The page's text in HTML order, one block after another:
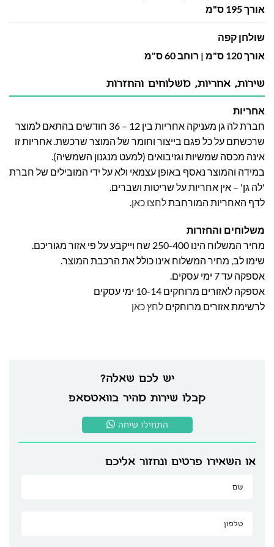
אורך 195 ס"מ
שולחן קפה
אורך 120 ס"מ | רוחב 60 ס"מ
יש לכם שאלה?
קבלו שירות מהיר בוואטסאפ
התחילו שיחה
או השאירו פרטים ונחזור אליכם
שירות, אחריות, משלוחים והחזרות
אחריות
חברת לה גן מעניקה אחריות בין 12 – 36 חודשים בהתאם למוצר
שרכשתם על כל פגם בייצור וחומר של המוצר שרכשת. אחריות זו
אינה מכסה שמשיות וגזיבואים (למעט מנגנון השמשיה).
במידה והמוצר נאסף באופן עצמאי ולא על ידי המובילים של חברת
'לה גן' – אין אחריות על שריטות ושברים.
לדף האחריות המורחבתלחצו כאן.
משלוחים והחזרות
מחיר המשלוח הינו 250-400 שח וייקבע על פי אזור מגוריכם.
שימו לב, מחיר המשלוח אינו כולל את הרכבת המוצר.
אספקה עד 7 ימי עסקים.
אספקה לאזורים מרוחקים 10-14 ימי עסקים
לרשימת אזורים מרוחקים לחץ כאן